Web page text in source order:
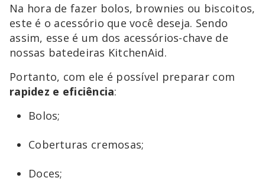
Na hora de fazer bolos, brownies ou biscoitos,
este é o acessório que você deseja. Sendo
assim, esse é um dos acessórios-chave de
nossas batedeiras KitchenAid.
Portanto, com ele é possível preparar com
rapidez e eficiência:
Bolos;
Coberturas cremosas;
Doces;